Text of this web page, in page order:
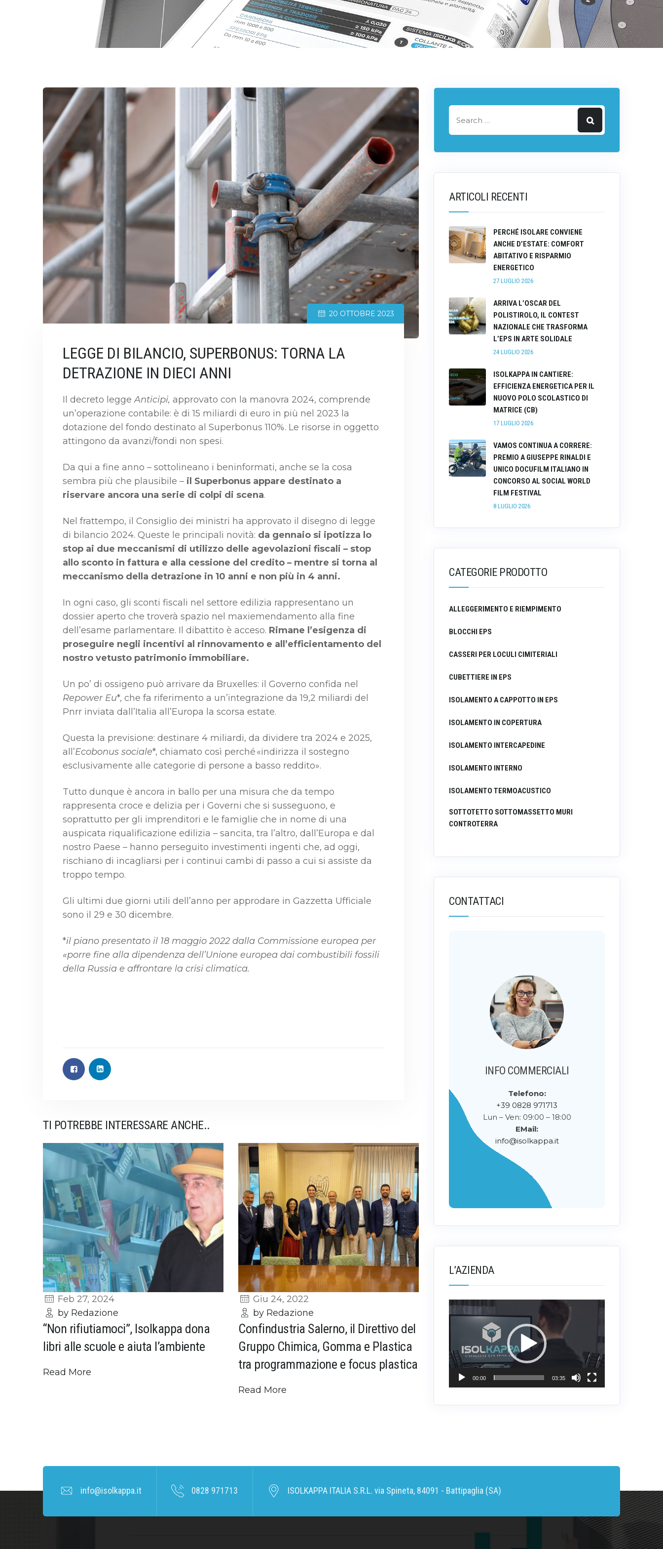
20 OTTOBRE 2023
LEGGE DI BILANCIO, SUPERBONUS: TORNA LA
DETRAZIONE IN DIECI ANNI
Il decreto leggeAnticipi, approvato con la manovra 2024, comprende
un’operazione contabile: è di 15 miliardi di euro in più nel 2023 la
dotazione del fondo destinato al Superbonus 110%. Le risorse in oggetto
attingono da avanzi/fondi non spesi.
Da qui a fine anno – sottolineano i beninformati, anche se la cosa
sembra più che plausibile – il Superbonus appare destinato a
riservare ancora una serie di colpi di scena.
Nel frattempo, il Consiglio dei ministri ha approvato il disegno di legge
di bilancio 2024. Queste le principali novità: da gennaio si ipotizza lo
stop ai due meccanismi di utilizzo delle agevolazioni fiscali – stop
allo sconto in fattura e alla cessione del credito – mentre si torna al
meccanismo della detrazione in 10 anni e non più in 4 anni.
In ogni caso, gli sconti fiscali nel settore edilizia rappresentano un
dossier aperto che troverà spazio nel maxiemendamento alla fine
dell’esame parlamentare. Il dibattito è acceso. Rimane l’esigenza di
proseguire negli incentivi al rinnovamento e all’efficientamento del
nostro vetusto patrimonio immobiliare.
Un po’ di ossigeno può arrivare da Bruxelles: il Governo confida nel
Repower Eu*, che fa riferimento a un’integrazione da 19,2 miliardi del
Pnrr inviata dall’Italia all’Europa la scorsa estate.
Questa la previsione: destinare 4 miliardi, da dividere tra 2024 e 2025,
all’Ecobonus sociale*, chiamato così perché «indirizza il sostegno
esclusivamente alle categorie di persone a basso reddito».
Tutto dunque è ancora in ballo per una misura che da tempo
rappresenta croce e delizia per i Governi che si susseguono, e
soprattutto per gli imprenditori e le famiglie che in nome di una
auspicata riqualificazione edilizia – sancita, tra l’altro, dall’Europa e dal
nostro Paese – hanno perseguito investimenti ingenti che, ad oggi,
rischiano di incagliarsi per i continui cambi di passo a cui si assiste da
troppo tempo.
Gli ultimi due giorni utili dell’anno per approdare in Gazzetta Ufficiale
sono il 29 e 30 dicembre.
*il piano presentato il 18 maggio 2022 dalla Commissione europea per
«porre fine alla dipendenza dell’Unione europea dai combustibili fossili
della Russia e affrontare la crisi climatica.
TI POTREBBE INTERESSARE ANCHE..
Feb 27, 2024
by Redazione
“Non rifiutiamoci”, Isolkappa dona
libri alle scuole e aiuta l’ambiente
Read More
Giu 24, 2022
by Redazione
Confindustria Salerno, il Direttivo del
Gruppo Chimica, Gomma e Plastica
tra programmazione e focus plastica
Read More
ARTICOLI RECENTI
PERCHÉ ISOLARE CONVIENE
ANCHE D’ESTATE: COMFORT
ABITATIVO E RISPARMIO
ENERGETICO
27 LUGLIO 2026
ARRIVA L’OSCAR DEL
POLISTIROLO, IL CONTEST
NAZIONALE CHE TRASFORMA
L’EPS IN ARTE SOLIDALE
24 LUGLIO 2026
ISOLKAPPA IN CANTIERE:
EFFICIENZA ENERGETICA PER IL
NUOVO POLO SCOLASTICO DI
MATRICE (CB)
17 LUGLIO 2026
VAMOS CONTINUA A CORRERE:
PREMIO A GIUSEPPE RINALDI E
UNICO DOCUFILM ITALIANO IN
CONCORSO AL SOCIAL WORLD
FILM FESTIVAL
8 LUGLIO 2026
CATEGORIE PRODOTTO
ALLEGGERIMENTO E RIEMPIMENTO
BLOCCHI EPS
CASSERI PER LOCULI CIMITERIALI
CUBETTIERE IN EPS
ISOLAMENTO A CAPPOTTO IN EPS
ISOLAMENTO IN COPERTURA
ISOLAMENTO INTERCAPEDINE
ISOLAMENTO INTERNO
ISOLAMENTO TERMOACUSTICO
SOTTOTETTO SOTTOMASSETTO MURI
CONTROTERRA
CONTATTACI
INFO COMMERCIALI
Telefono:
+39 0828 971713
Lun – Ven: 09:00 – 18:00
EMail:
info@isolkappa.it
L’AZIENDA
Video
Player
00:00 03:35
info@isolkappa.it 0828 971713 ISOLKAPPA ITALIA S.R.L. via Spineta, 84091 - Battipaglia (SA)